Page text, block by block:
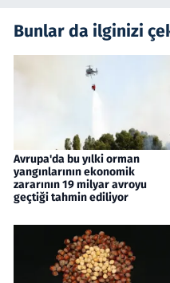
Bunlar da ilginizi
Avrupa'da bu yılki orman
yangınlarının ekonomik
zararının 19 milyar avroyu
geçtiği tahmin ediliyor